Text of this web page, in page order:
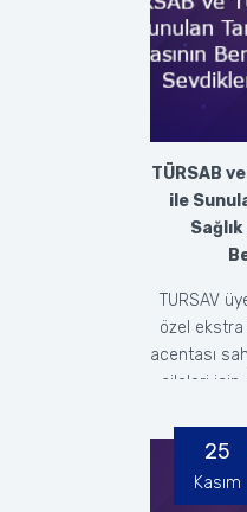
TÜRSAB
ile
TURSAV
özel
acentası
aileleri için
25
Kasım